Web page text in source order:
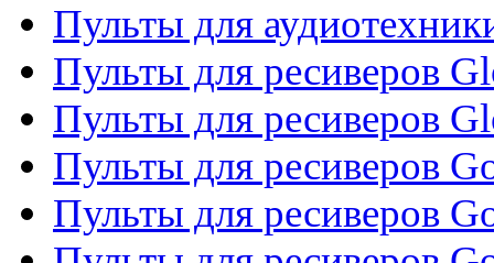
Пульты для
Пульты для ресиверов
Пульты для ресиверов
Пульты для ресиверов
Пульты для ресиверов